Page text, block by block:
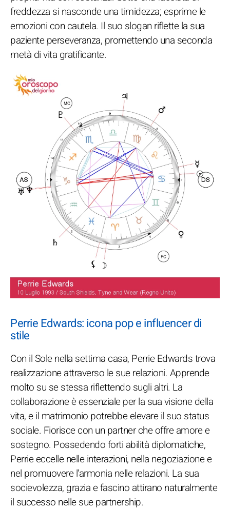
freddezza si nasconde una timidezza; esprime le
emozioni con cautela. Il suo slogan riflette la sua
paziente perseveranza, promettendo una seconda
metà di vita gratificante.
Perrie Edwards: icona pop e influencer di
stile
Con il Sole nella settima casa, Perrie Edwards trova
realizzazione attraverso le sue relazioni. Apprende
molto su se stessa riflettendo sugli altri. La
collaborazione è essenziale per la sua visione della
vita, e il matrimonio potrebbe elevare il suo status
sociale. Fiorisce con un partner che offre amore e
sostegno. Possedendo forti abilità diplomatiche,
Perrie eccelle nelle interazioni, nella negoziazione e
nel promuovere l'armonia nelle relazioni. La sua
socievolezza, grazia e fascino attirano naturalmente
il successo nelle sue partnership.